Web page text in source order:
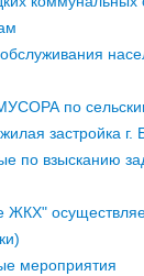
по
застройка г.
по взысканию
ЖКХ"
мероприятия